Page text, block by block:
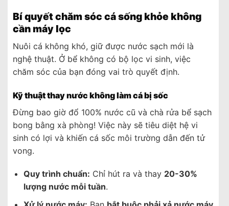
Bí quyết chăm sóc cá sống khỏe không
cần máy lọc
Nuôi cá không khó, giữ được nước sạch mới là
nghệ thuật. Ở bể không có bộ lọc vi sinh, việc
chăm sóc của bạn đóng vai trò quyết định.
Kỹ thuật thay nước không làm cá bị sốc
Đừng bao giờ đổ 100% nước cũ và chà rửa bể sạch
bong bằng xà phòng! Việc này sẽ tiêu diệt hệ vi
sinh có lợi và khiến cá sốc môi trường dẫn đến tử
vong.
Quy trình chuẩn: Chỉ hút ra và thay 20-30%
lượng nước mỗi tuần.